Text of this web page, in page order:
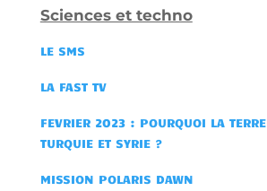
Sciences et techno
LE SMS
LA FAST TV
FEVRIER 2023 : POURQUOI LA
TURQUIE ET SYRIE ?
MISSION POLARIS DAWN